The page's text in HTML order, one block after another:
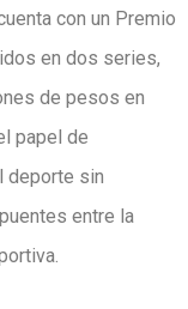
con un Premio
en dos series,
de pesos en
papel de
deporte sin
entre la